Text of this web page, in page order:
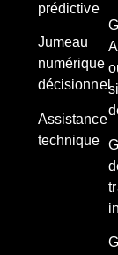
prédictive
Jumeau
numérique
décisionnel
Assistance
technique